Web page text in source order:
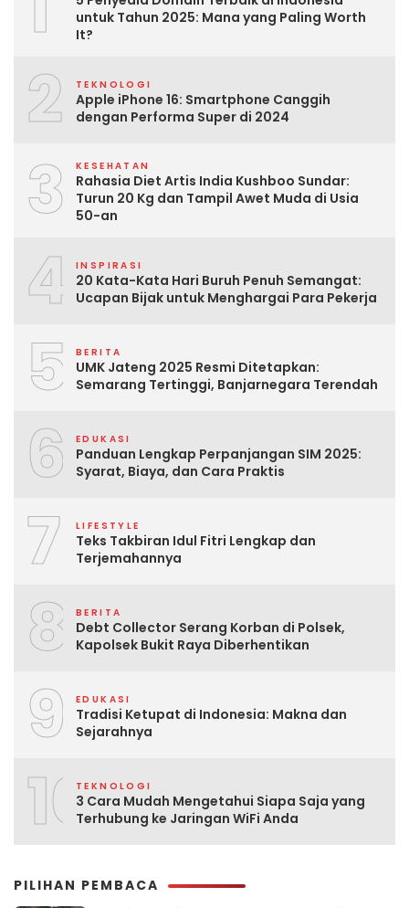
untuk Tahun 2025: Mana yang Paling Worth
It?
2 TEKNOLOGI
Apple iPhone 16: Smartphone Canggih
dengan Performa Super di 2024
3 KESEHATAN
Rahasia Diet Artis India Kushboo Sundar:
Turun 20 Kg dan Tampil Awet Muda di Usia
50-an
4 INSPIRASI
20 Kata-Kata Hari Buruh Penuh Semangat:
Ucapan Bijak untuk Menghargai Para Pekerja
5 BERITA
UMK Jateng 2025 Resmi Ditetapkan:
Semarang Tertinggi, Banjarnegara Terendah
6 EDUKASI
Panduan Lengkap Perpanjangan SIM 2025:
Syarat, Biaya, dan Cara Praktis
7 LIFESTYLE
Teks Takbiran Idul Fitri Lengkap dan
Terjemahannya
8 BERITA
Debt Collector Serang Korban di Polsek,
Kapolsek Bukit Raya Diberhentikan
9 EDUKASI
Tradisi Ketupat di Indonesia: Makna dan
Sejarahnya
10TEKNOLOGI
3 Cara Mudah Mengetahui Siapa Saja yang
Terhubung ke Jaringan WiFi Anda
PILIHAN PEMBACA